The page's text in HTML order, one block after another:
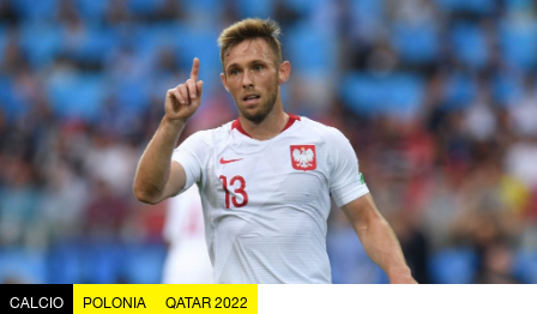
CALCIO POLONIA QATAR 2022